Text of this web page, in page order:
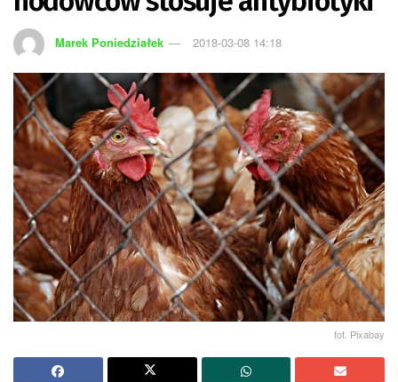
Marek Poniedziałek 2018-03-08 14:18
fot. Pixabay